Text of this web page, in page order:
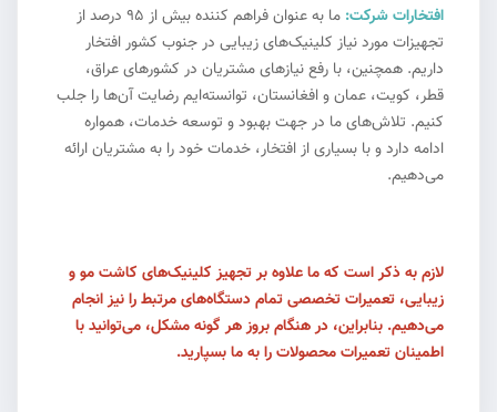
افتخارات شرکت:
ما به عنوان فراهم کننده بیش از ۹۵ درصد از
تجهیزات مورد نیاز کلینیک‌های زیبایی در جنوب کشور افتخار
داریم. همچنین، با رفع نیازهای مشتریان در کشورهای عراق،
قطر، کویت، عمان و افغانستان، توانسته‌ایم رضایت آن‌ها را جلب
کنیم. تلاش‌های ما در جهت بهبود و توسعه خدمات، همواره
ادامه دارد و با بسیاری از افتخار، خدمات خود را به مشتریان ارائه
می‌دهیم.
لازم به ذکر است که ما علاوه بر تجهیز کلینیک‌های کاشت مو و
زیبایی، تعمیرات تخصصی تمام دستگاه‌های مرتبط را نیز انجام
می‌دهیم. بنابراین، در هنگام بروز هر گونه مشکل، می‌توانید با
اطمینان تعمیرات محصولات را به ما بسپارید.